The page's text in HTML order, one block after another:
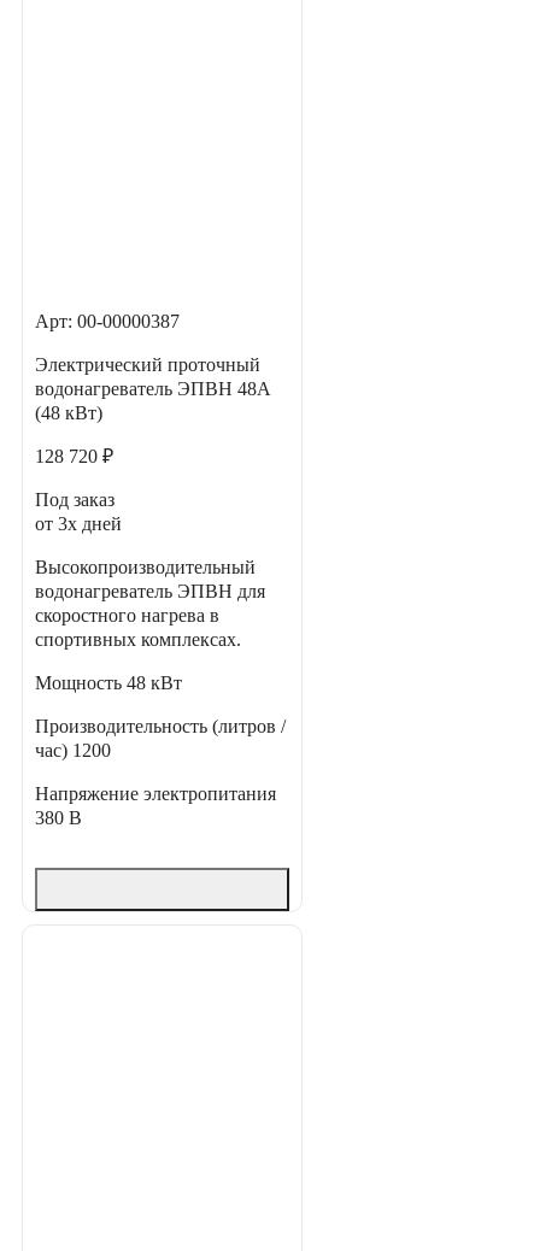
Арт: 00-00000387
Электрический проточный
водонагреватель ЭПВН 48А
(48 кВт)
128 720 ₽
Под заказ
от 3х дней
Высокопроизводительный
водонагреватель ЭПВН для
скоростного нагрева в
спортивных комплексах.
Мощность 48 кВт
Производительность (литров /
час) 1200
Напряжение электропитания
380 В